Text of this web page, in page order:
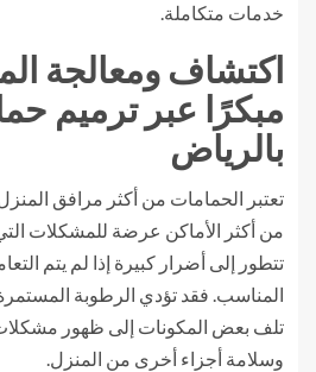
خدمات متكاملة.
اكتشاف ومعالجة
مبكرًا عبر ترميم
بالرياض
تعتبر الحمامات من أكثر مرافق
من أكثر الأماكن عرضة للمشكلات
تتطور إلى أضرار كبيرة إذا لم يتم
المناسب. فقد تؤدي الرطوبة
تلف بعض المكونات إلى ظهور
وسلامة أجزاء أخرى من المنزل.